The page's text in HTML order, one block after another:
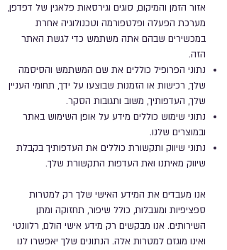
אזור הזמן והמיקום, סוגים וגירסאות פלאגין של דפדפן,
מערכת הפעלה ופלטפורמה וטכנולוגיה אחרת
במכשירים שבהם אתה משתמש כדי לגשת האתר
הזה.
נתוני הפרופיל כוללים את שם המשתמש והסיסמה
שלך, רכישות או הזמנות שבוצעו על ידך, תחומי העניין
שלך, העדפותיך, משוב ותגובות הסקר.
נתוני שימוש כוללים מידע על אופן השימוש באתר
ובמוצרים שלנו.
נתוני שיווק ותקשורת כוללים את העדפותיך בקבלת
שיווק מאיתנו ואת העדפות התקשורת שלך.
אנו מעבדים את המידע האישי שלך רק למטרות
ספציפיות ומוגבלות, כולל שיפור, תחזוקה ומתן
השירותים. אנו מבקשים רק מידע אישי הולם, רלוונטי
ואינו מוגזם למטרות אלה. הנתונים שלך יאפשרו לנו